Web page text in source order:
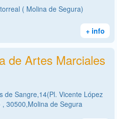
( Molina de Segura)
+ info
de Artes Marciales
de Sangre,14(Pl. Vicente López
30500,Molina de Segura